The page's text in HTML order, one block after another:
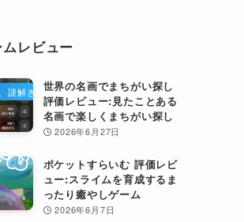
レビュー
謎解き
世界の名画でまちがい探し
評価レビュー:見たことある
名画で楽しくまちがい探し
2026年6月27日
ポケットすらいむ 評価レビ
ュー:スライムを育成するま
ったり癒やしゲーム
2026年6月7日